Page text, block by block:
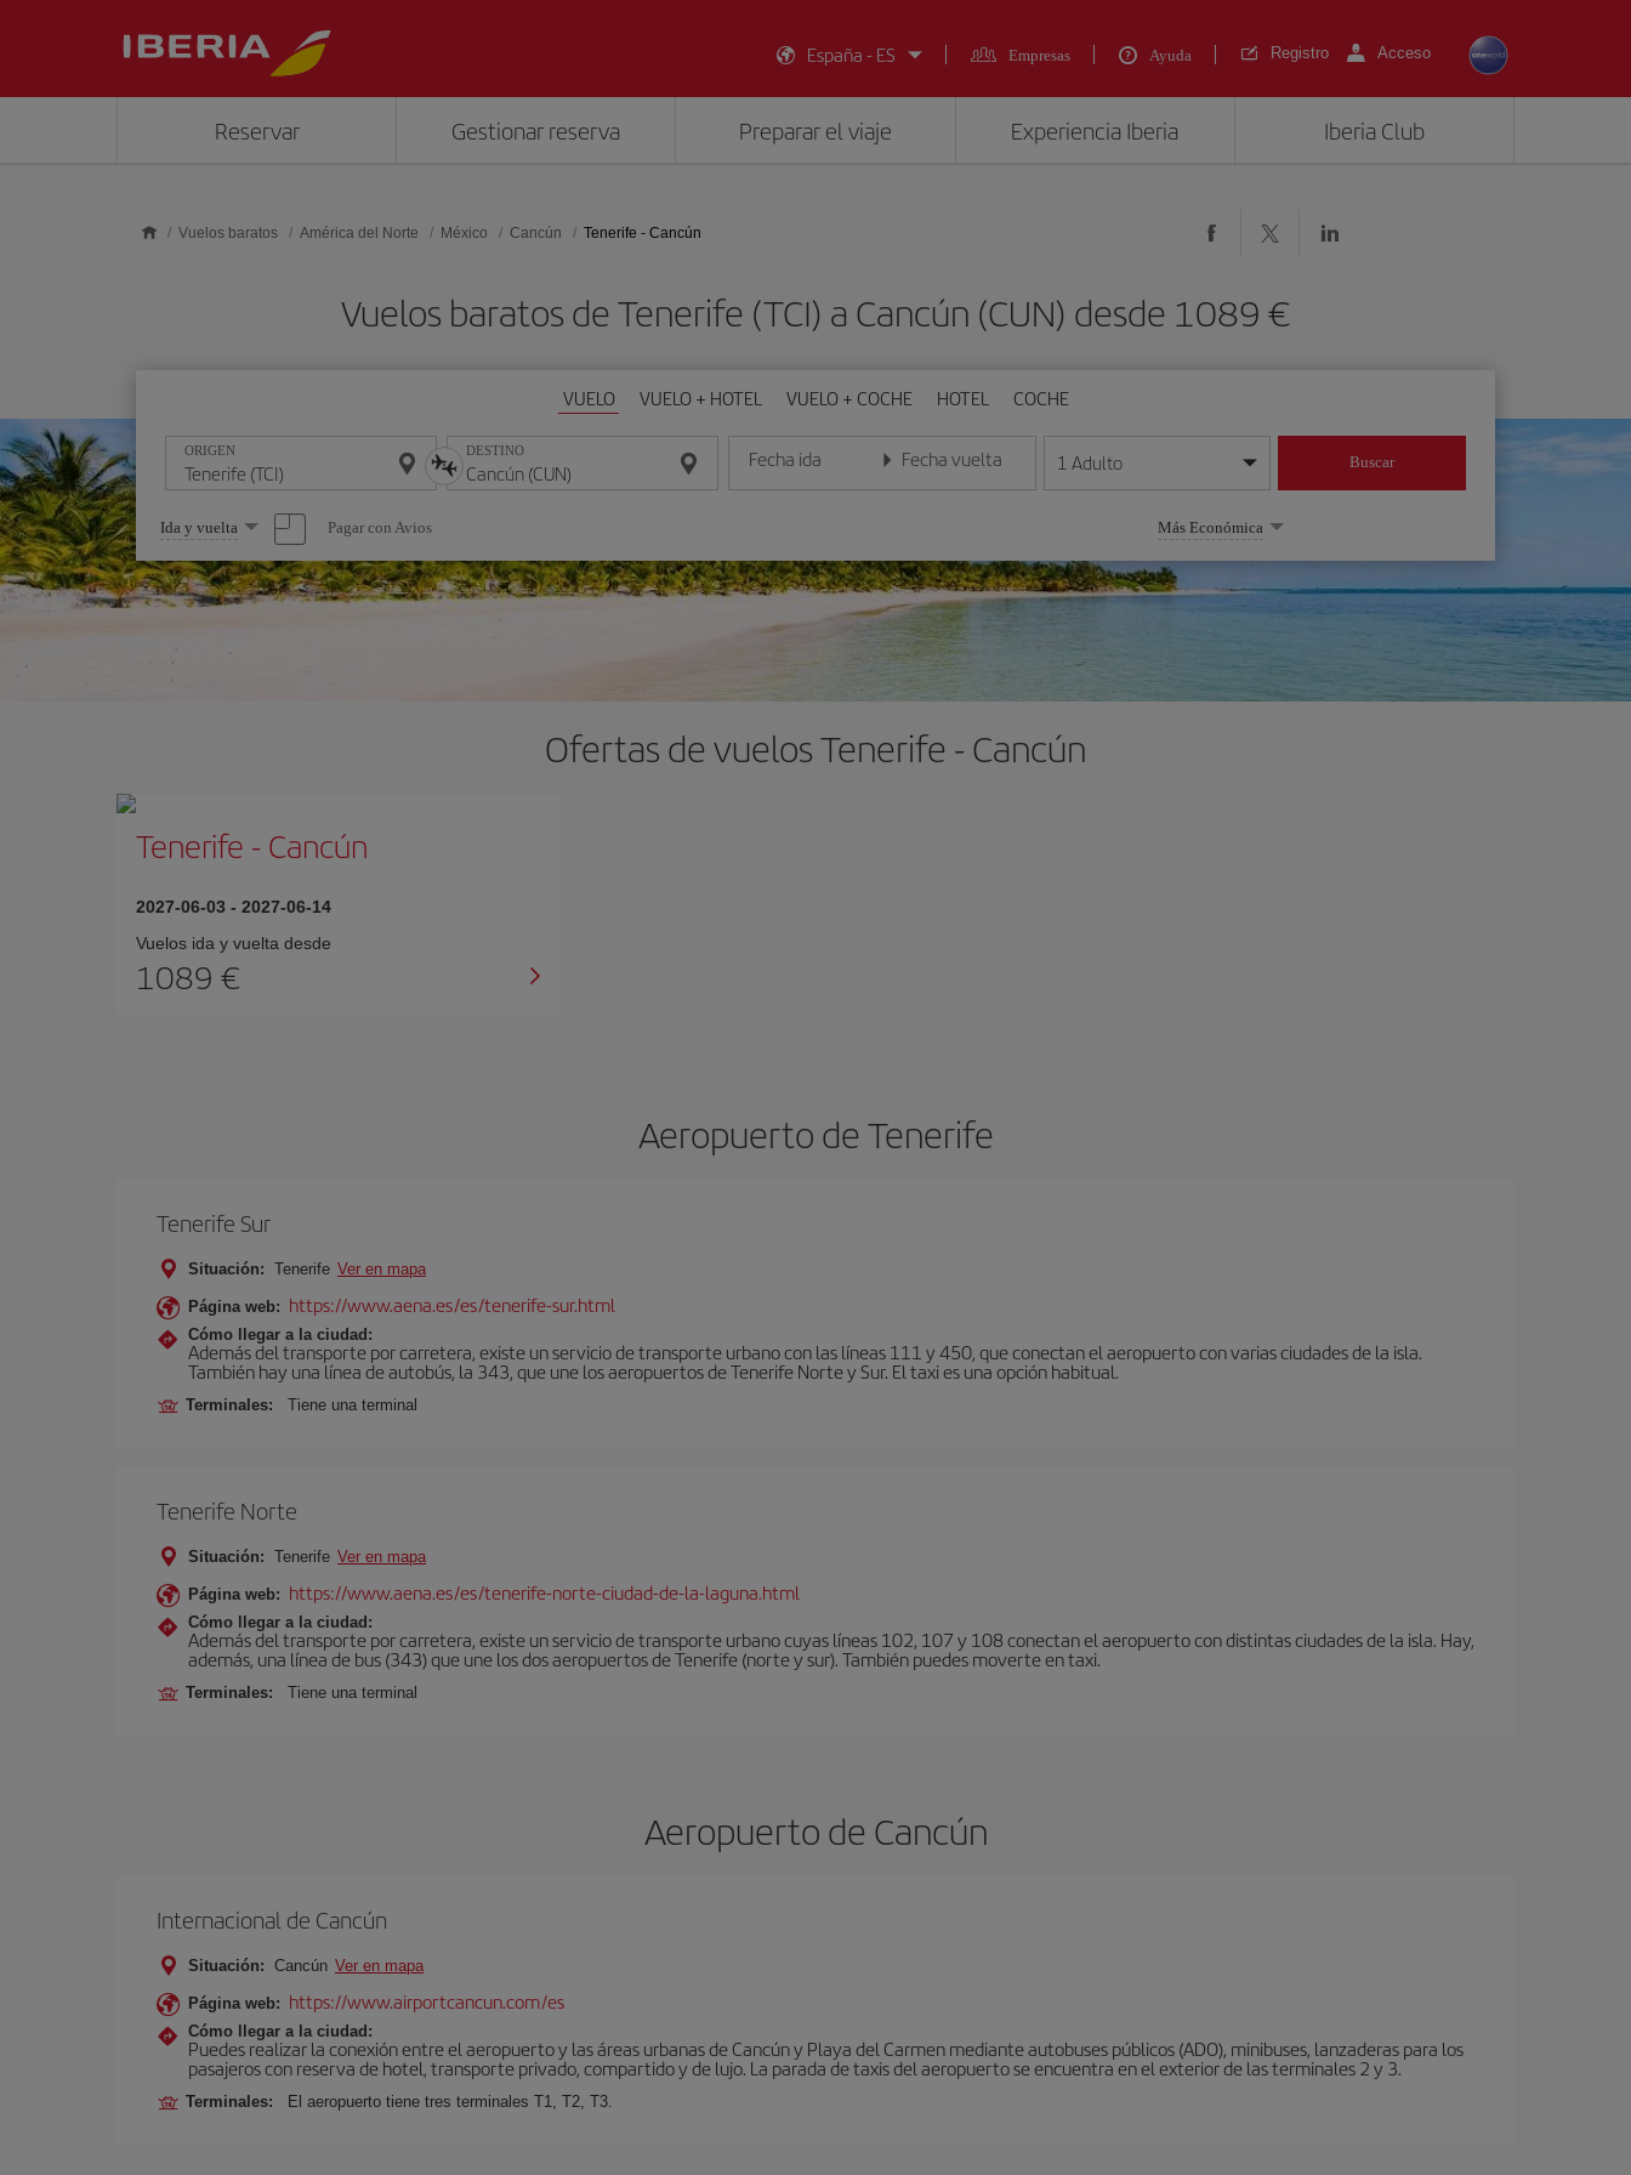
España - ES
Empresas Ayuda Registro Acceso
Reservar Gestionar reserva Preparar el viaje Experiencia Iberia Iberia Club
Vuelos baratos América del Norte México Cancún Tenerife - Cancún
Vuelos baratos de Tenerife (TCI) a Cancún (CUN) desde 1089 €
VUELO VUELO + HOTEL VUELO + COCHE HOTEL COCHE
ORIGEN DESTINO Fecha ida
Introduce la fecha en formato día/mes/año
Fecha vuelta
Introduce la fecha en formato día/mes/año
1 Adulto Buscar
Seleccione
una
opción
Ida y vuelta Pagar con Avios Más Económica
Ofertas de vuelos Tenerife - Cancún
Tenerife - Cancún
2027-06-03 - 2027-06-14
Vuelos ida y vuelta desde
1089 €
Aeropuerto de Tenerife
Tenerife Sur
Situación: Tenerife Ver en mapa
Página web: https://www.aena.es/es/tenerife-sur.html
Cómo llegar a la ciudad:
Además del transporte por carretera, existe un servicio de transporte urbano con las líneas 111 y 450, que conectan el aeropuerto con varias ciudades de la isla.
También hay una línea de autobús, la 343, que une los aeropuertos de Tenerife Norte y Sur. El taxi es una opción habitual.
Terminales: Tiene una terminal
Tenerife Norte
Situación: Tenerife Ver en mapa
Página web: https://www.aena.es/es/tenerife-norte-ciudad-de-la-laguna.html
Cómo llegar a la ciudad:
Además del transporte por carretera, existe un servicio de transporte urbano cuyas líneas 102, 107 y 108 conectan el aeropuerto con distintas ciudades de la isla. Hay,
además, una línea de bus (343) que une los dos aeropuertos de Tenerife (norte y sur). También puedes moverte en taxi.
Terminales: Tiene una terminal
Aeropuerto de Cancún
Internacional de Cancún
Situación: Cancún Ver en mapa
Página web: https://www.airportcancun.com/es
Cómo llegar a la ciudad:
Puedes realizar la conexión entre el aeropuerto y las áreas urbanas de Cancún y Playa del Carmen mediante autobuses públicos (ADO), minibuses, lanzaderas para los
pasajeros con reserva de hotel, transporte privado, compartido y de lujo. La parada de taxis del aeropuerto se encuentra en el exterior de las terminales 2 y 3.
Terminales: El aeropuerto tiene tres terminales T1, T2, T3.